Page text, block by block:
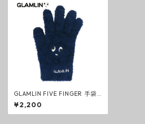
GLAMLIN FIVE FINGER 手袋
ネイビー タッチパネルグロー
ブ ファッション グラムリン
¥2,200